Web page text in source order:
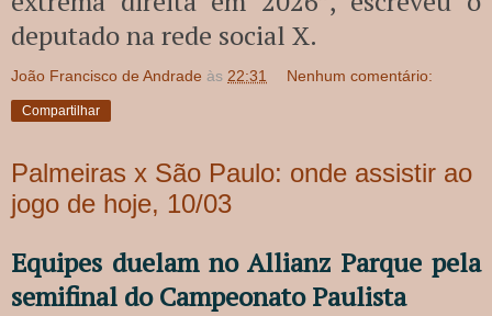
deputado na rede social X.
João Francisco de Andrade às 22:31 Nenhum comentário:
Compartilhar
Palmeiras x São Paulo: onde assistir ao
jogo de hoje, 10/03
Equipes duelam no Allianz Parque pela
semifinal do Campeonato Paulista